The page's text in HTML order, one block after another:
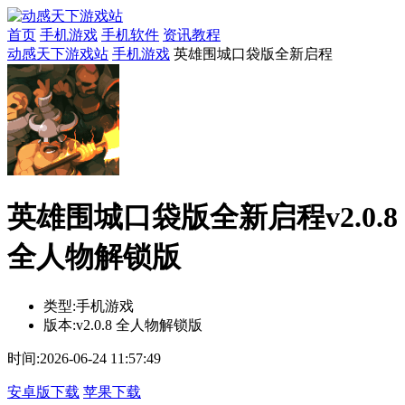
首页 手机游戏 手机软件 资讯教程
动感天下游戏站 手机游戏 英雄围城口袋版全新启程
英雄围城口袋版全新启程v2.0.8
全人物解锁版
类型:手机游戏
版本:v2.0.8 全人物解锁版
时间:2026-06-24 11:57:49
安卓版下载 苹果下载